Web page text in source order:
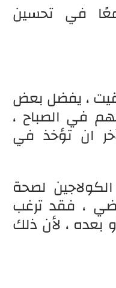
في تحسين
، يفضل بعض
في الصباح ،
ان تؤخذ في
لصحة
، فقد ترغب
بعده ، لأن ذلك